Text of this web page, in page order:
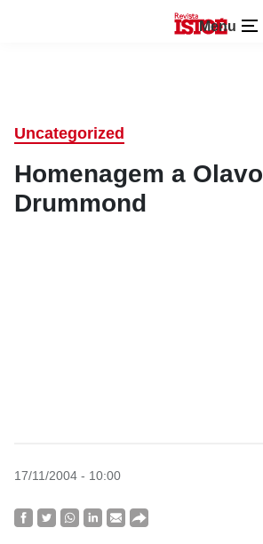
Menu
Uncategorized
Homenagem a Olavo
Drummond
17/11/2004 - 10:00